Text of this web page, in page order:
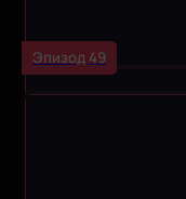
Эпизод 49